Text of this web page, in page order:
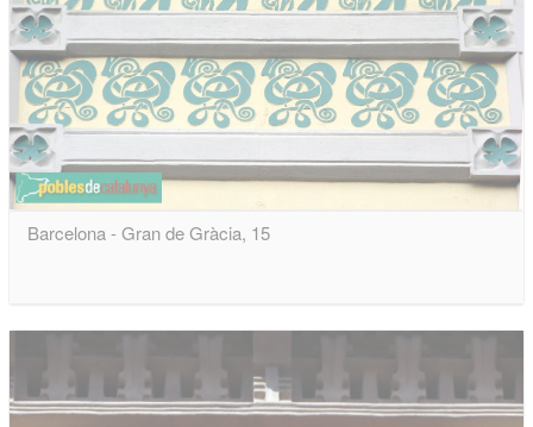
Barcelona - Gran de Gràcia, 15